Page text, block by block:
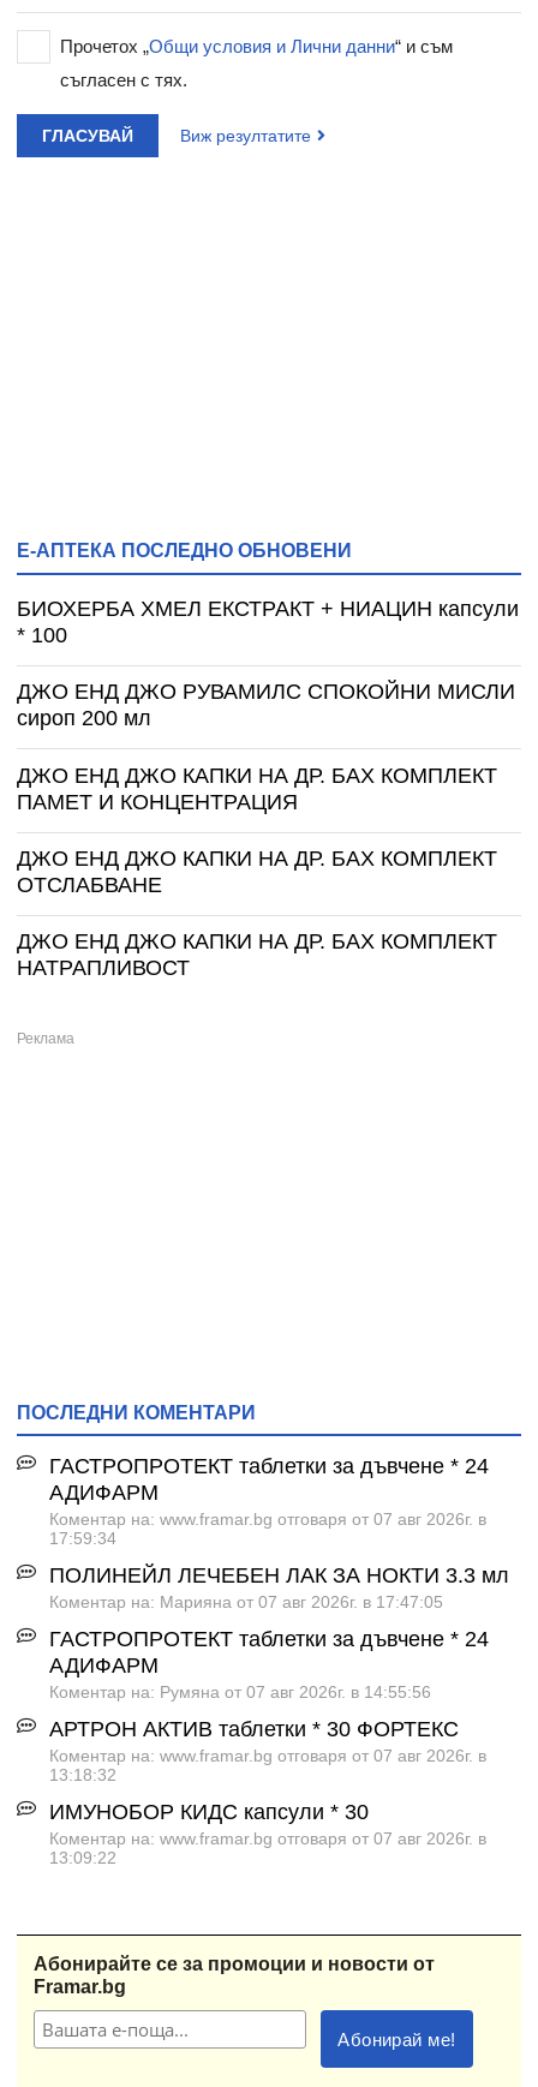
Прочетох „Общи условия и Лични данни“ и съм
съгласен с тях.
ГЛАСУВАЙ Виж резултатите
Е-АПТЕКА ПОСЛЕДНО ОБНОВЕНИ
БИОХЕРБА ХМЕЛ ЕКСТРАКТ + НИАЦИН капсули
* 100
ДЖО ЕНД ДЖО РУВАМИЛС СПОКОЙНИ МИСЛИ
сироп 200 мл
ДЖО ЕНД ДЖО КАПКИ НА ДР. БАХ КОМПЛЕКТ
ПАМЕТ И КОНЦЕНТРАЦИЯ
ДЖО ЕНД ДЖО КАПКИ НА ДР. БАХ КОМПЛЕКТ
ОТСЛАБВАНЕ
ДЖО ЕНД ДЖО КАПКИ НА ДР. БАХ КОМПЛЕКТ
НАТРАПЛИВОСТ
ПОСЛЕДНИ КОМЕНТАРИ
ГАСТРОПРОТЕКТ таблетки за дъвчене * 24
АДИФАРМ
Коментар на: www.framar.bg отговаря от 07 авг 2026г. в
17:59:34
ПОЛИНЕЙЛ ЛЕЧЕБЕН ЛАК ЗА НОКТИ 3.3 мл
Коментар на: Марияна от 07 авг 2026г. в 17:47:05
ГАСТРОПРОТЕКТ таблетки за дъвчене * 24
АДИФАРМ
Коментар на: Румяна от 07 авг 2026г. в 14:55:56
АРТРОН АКТИВ таблетки * 30 ФОРТЕКС
Коментар на: www.framar.bg отговаря от 07 авг 2026г. в
13:18:32
ИМУНОБОР КИДС капсули * 30
Коментар на: www.framar.bg отговаря от 07 авг 2026г. в
13:09:22
Абонирайте се за промоции и новости от
Framar.bg